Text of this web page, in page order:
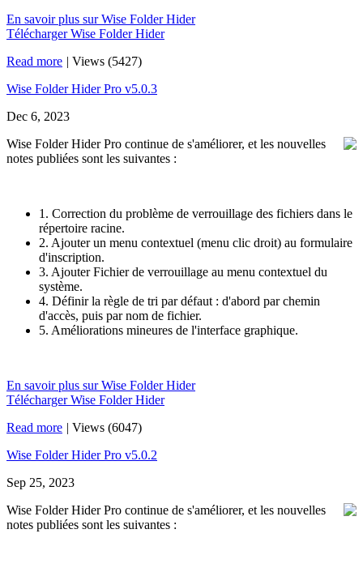
En savoir plus sur Wise Folder Hider
Télécharger Wise Folder Hider
Read more | Views (5427)
Wise Folder Hider Pro v5.0.3
Dec 6, 2023
Wise Folder Hider Pro continue de s'améliorer, et les nouvelles
notes publiées sont les suivantes :
1. Correction du problème de verrouillage des fichiers dans le
répertoire racine.
2. Ajouter un menu contextuel (menu clic droit) au formulaire
d'inscription.
3. Ajouter Fichier de verrouillage au menu contextuel du
système.
4. Définir la règle de tri par défaut : d'abord par chemin
d'accès, puis par nom de fichier.
5. Améliorations mineures de l'interface graphique.
En savoir plus sur Wise Folder Hider
Télécharger Wise Folder Hider
Read more | Views (6047)
Wise Folder Hider Pro v5.0.2
Sep 25, 2023
Wise Folder Hider Pro continue de s'améliorer, et les nouvelles
notes publiées sont les suivantes :